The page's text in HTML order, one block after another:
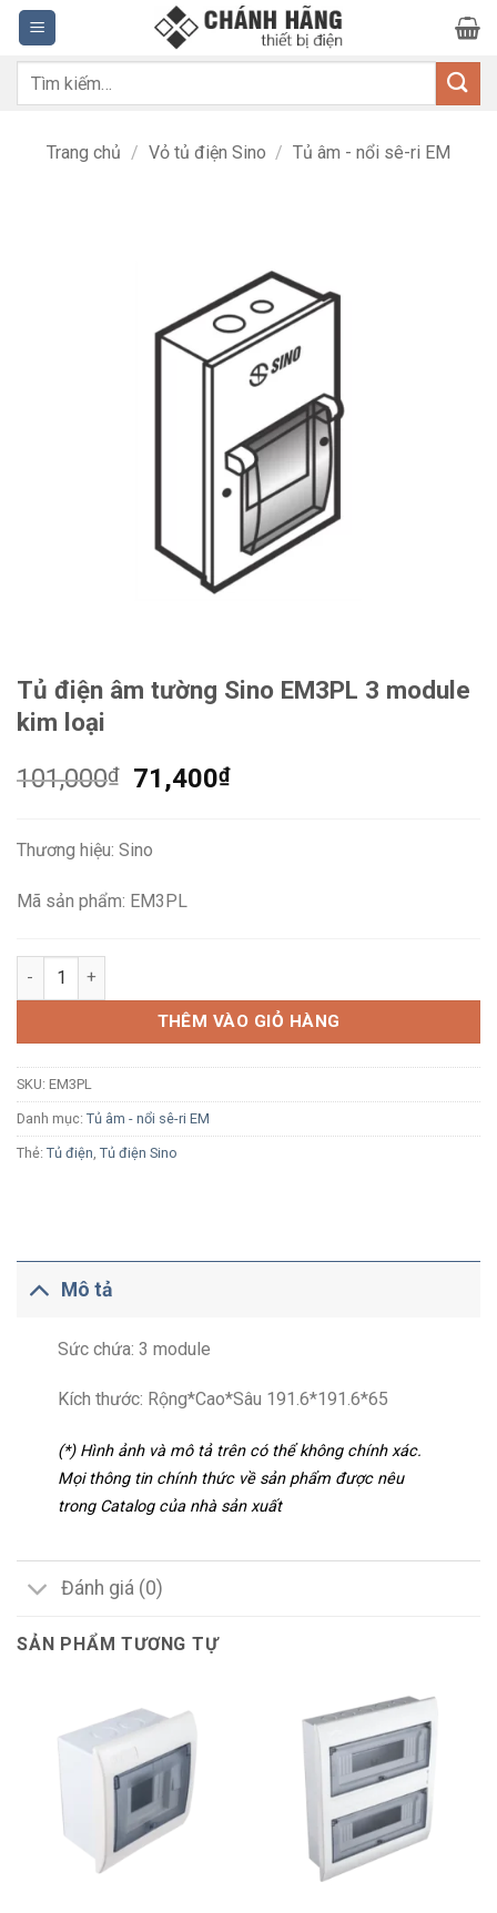
Bỏ
qua
nội
dung
Tìm
Trang chủ / Vỏ tủ điện Sino / Tủ âm - nổi sê-ri EM
Tủ điện âm tường Sino EM3PL 3 module
kim loại
101,000₫
Giá
101,000₫.
71,400₫Giá
Thương hiệu: Sino
Mã sản phẩm: EM3PL
Tủ điện âm tường Sino EM3PL 3 module kim loại số lượng
THÊM VÀO GIỎ HÀNG
SKU: EM3PL
Danh mục: Tủ âm - nổi sê-ri EM
Thẻ: Tủ điện Tủ điện Sino
Mô tả
Sức chứa: 3 module
Kích thước: Rộng*Cao*Sâu 191.6*191.6*65
(*) Hình ảnh và mô tả trên có thể không chính xác.
Mọi thông tin chính thức về sản phẩm được nêu
trong Catalog của nhà sản xuất
Đánh giá (0)
SẢN PHẨM TƯƠNG TỰ